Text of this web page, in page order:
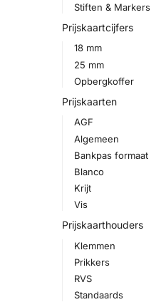
Stiften & Markers
Prijskaartcijfers
18 mm
25 mm
Opbergkoffer
Prijskaarten
AGF
Algemeen
Bankpas formaat
Blanco
Krijt
Vis
Prijskaarthouders
Klemmen
Prikkers
RVS
Standaards